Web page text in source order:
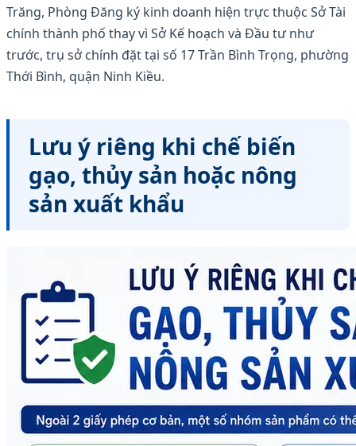
Trăng, Phòng Đăng ký kinh doanh hiện trực thuộc Sở Tài
chính thành phố thay vì Sở Kế hoạch và Đầu tư như
trước, trụ sở chính đặt tại số 17 Trần Bình Trọng, phường
Thới Bình, quận Ninh Kiều.
Lưu ý riêng khi chế biến
gạo, thủy sản hoặc nông
sản xuất khẩu